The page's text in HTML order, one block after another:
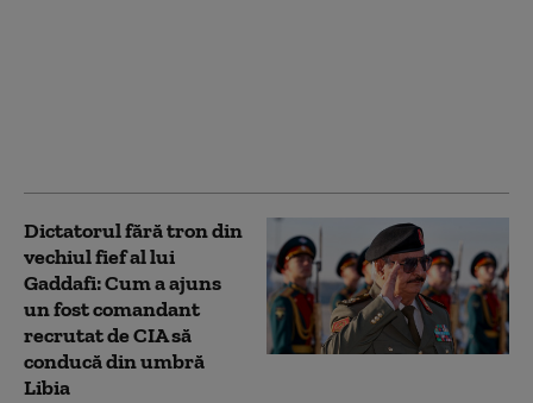
Dictatorul fără tron din
vechiul fief al lui
Gaddafi: Cum a ajuns
un fost comandant
recrutat de CIA să
conducă din umbră
Libia